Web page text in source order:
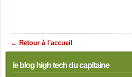
← Retour à l'accueil
le blog high tech du capitaine